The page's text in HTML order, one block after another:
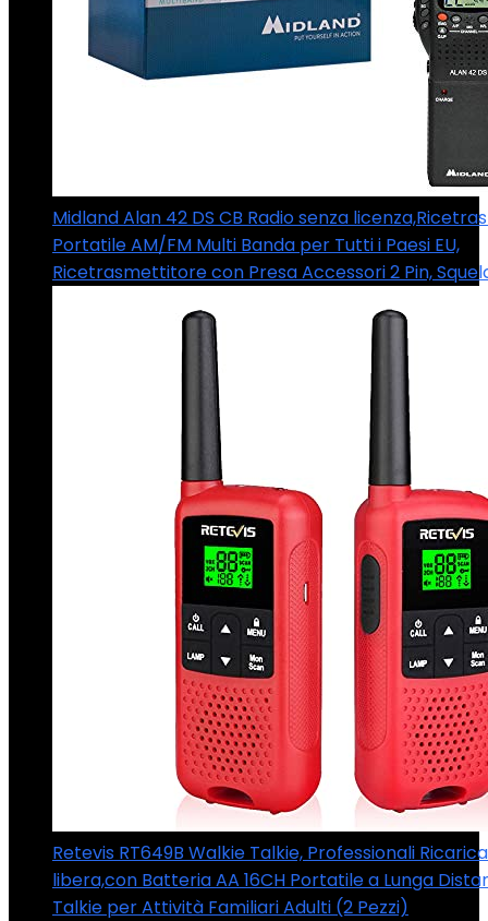
Midland Alan 42 DS CB Radio senza
Portatile AM/FM Multi Banda per Tutti i Paesi EU,
Ricetrasmettitore con Presa Accessori 2 Pin,
Retevis RT649B Walkie Talkie, Professionali
libera,con Batteria AA 16CH Portatile a Lunga
Talkie per Attività Familiari Adulti (2 Pezzi)